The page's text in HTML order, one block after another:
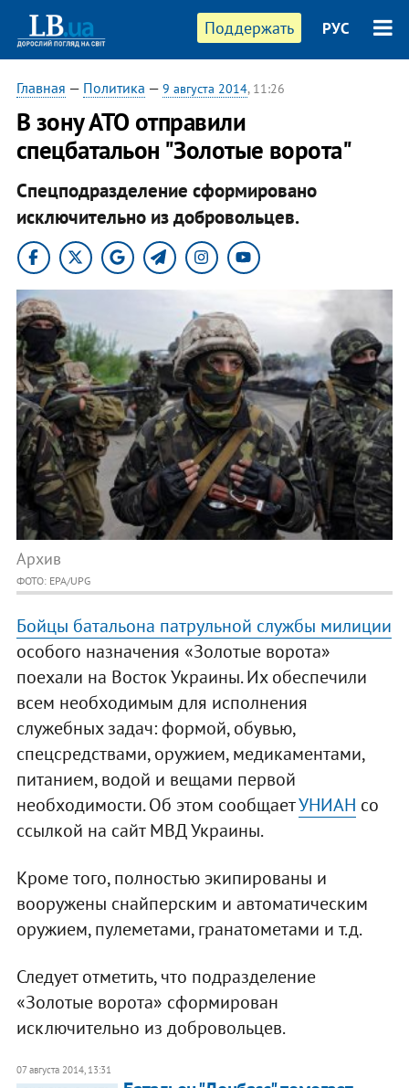
Поддержать РУС
Главная — Политика — 9 августа 2014, 11:26
В зону АТО отправили
спецбатальон "Золотые ворота"
Спецподразделение сформировано
исключительно из добровольцев.
Архив
ФОТО: EPA/UPG
Бойцы батальона патрульной службы милиции
особого назначения «Золотые ворота»
поехали на Восток Украины. Их обеспечили
всем необходимым для исполнения
служебных задач: формой, обувью,
спецсредствами, оружием, медикаментами,
питанием, водой и вещами первой
необходимости. Об этом сообщаетУНИАН со
ссылкой на сайт МВД Украины.
Кроме того, полностью экипированы и
вооружены снайперским и автоматическим
оружием, пулеметами, гранатометами и т.д.
Следует отметить, что подразделение
«Золотые ворота» сформирован
исключительно из добровольцев.
07 августа 2014, 13:31